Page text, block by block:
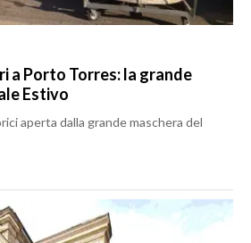
a Porto Torres: la grande
Estivo
aperta dalla grande maschera del